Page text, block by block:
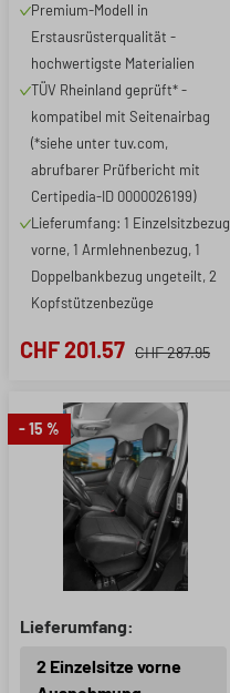
Armlehnenbezug, 1
Doppelbankbezug
Premium-Modell in
Erstausrüsterqualität -
hochwertigste Materialien
TÜV Rheinland geprüft* -
kompatibel mit Seitenairbag
(*siehe unter tuv.com,
abrufbarer Prüfbericht mit
Certipedia-ID 0000026199)
Lieferumfang: 1 Einzelsitzbezug
vorne, 1 Armlehnenbezug, 1
Doppelbankbezug ungeteilt, 2
Kopfstützenbezüge
CHF 201.57 CHF 287.95
- 15 %
Lieferumfang:
2 Einzelsitze vorne